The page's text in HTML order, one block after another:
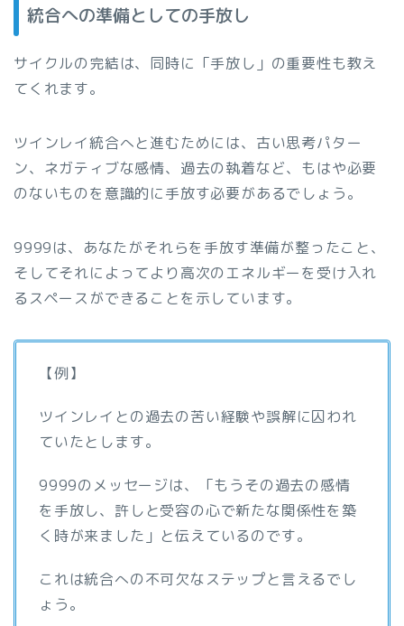
統合への準備としての手放し
サイクルの完結は、同時に「手放し」の重要性も教え
てくれます。
ツインレイ統合へと進むためには、古い思考パター
ン、ネガティブな感情、過去の執着など、もはや必要
のないものを意識的に手放す必要があるでしょう。
9999は、あなたがそれらを手放す準備が整ったこと、
そしてそれによってより高次のエネルギーを受け入れ
るスペースができることを示しています。
【例】
ツインレイとの過去の苦い経験や誤解に囚われ
ていたとします。
9999のメッセージは、「もうその過去の感情
を手放し、許しと受容の心で新たな関係性を築
く時が来ました」と伝えているのです。
これは統合への不可欠なステップと言えるでし
ょう。